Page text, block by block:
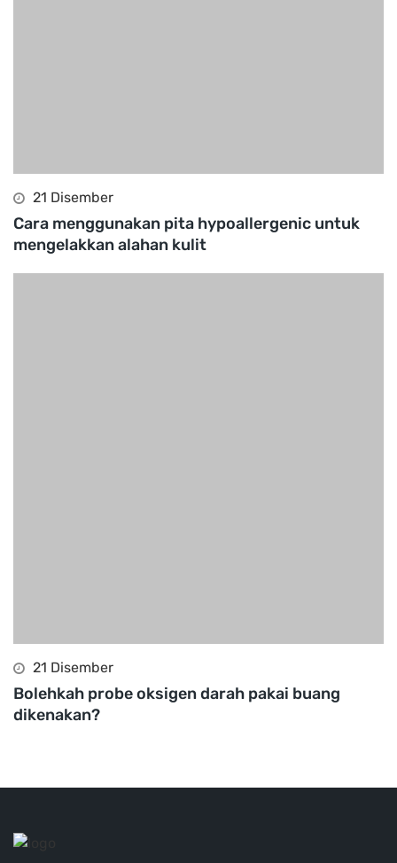
21 Disember
Cara menggunakan pita hypoallergenic untuk
mengelakkan alahan kulit
21 Disember
Bolehkah probe oksigen darah pakai buang
dikenakan?